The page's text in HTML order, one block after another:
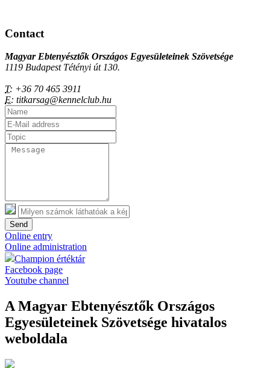
Contact
Magyar Ebtenyésztők Országos Egyesületeinek Szövetsége
1119 Budapest Tétényi út 130.
T: +36 70 465 3911
E: titkarsag@kennelclub.hu
Send
Online entry
Online administration
Champion értéktár
Facebook page
Youtube channel
A Magyar Ebtenyésztők Országos
Egyesületeinek Szövetsége hivatalos
weboldala